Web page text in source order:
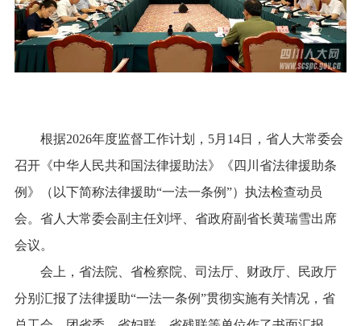
根据2026年度监督工作计划，5月14日，省人大常委会
召开《中华人民共和国法律援助法》《四川省法律援助条
例》（以下简称法律援助“一法一条例”）执法检查动员
会。省人大常委会副主任刘坪、省政府副省长黄瑞雪出席
会议。
会上，省法院、省检察院、司法厅、财政厅、民政厅
分别汇报了法律援助“一法一条例”贯彻实施有关情况，省